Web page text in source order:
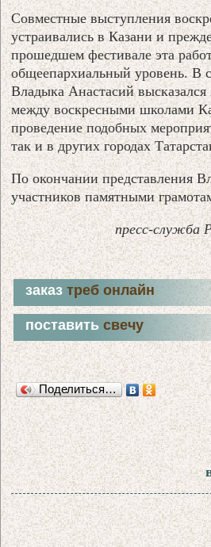
Совместные выступления
устраивались в Казани и
прошедшем фестивале эта
общеепархиальный уровень. В
Владыка Анастасий высказался
между воскресными школами
проведение подобных
так и в других городах
По окончании представления
участников памятными
пресс-служба
заказтреб онлайн
поставитьсвечу
Поделиться…